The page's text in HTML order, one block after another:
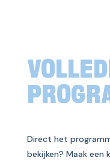
Direct het
bekijken? Maak een